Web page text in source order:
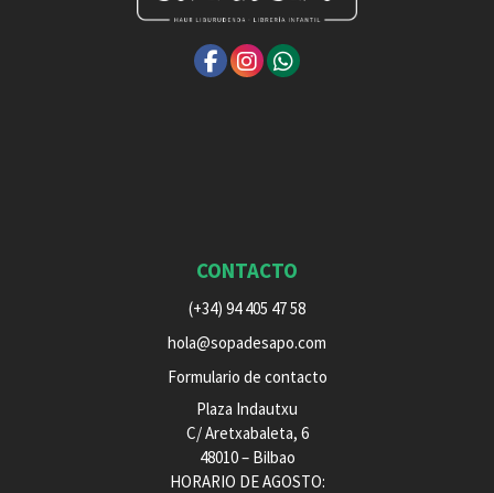
CONTACTO
(+34) 94 405 47 58
hola@sopadesapo.com
Formulario de contacto
Plaza Indautxu
C/ Aretxabaleta, 6
48010 – Bilbao
HORARIO DE AGOSTO: